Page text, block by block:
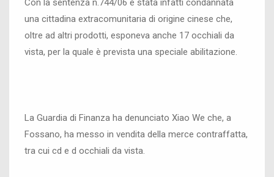
Con la sentenza n.744/06 è stata infatti condannata
una cittadina extracomunitaria di origine cinese che,
oltre ad altri prodotti, esponeva anche 17 occhiali da
vista, per la quale è prevista una speciale abilitazione.
La Guardia di Finanza ha denunciato Xiao We che, a
Fossano, ha messo in vendita della merce contraffatta,
tra cui cd e d occhiali da vista.